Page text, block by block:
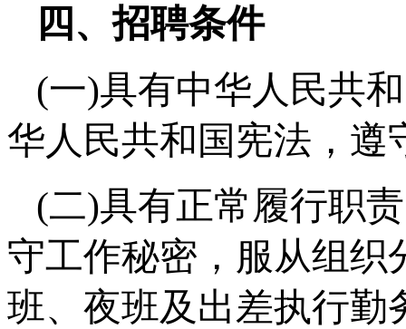
四、招聘条件
(一)具有中华人民共
华人民共和国宪法，遵
(二)具有正常履行职
守工作秘密，服从组织
班、夜班及出差执行勤